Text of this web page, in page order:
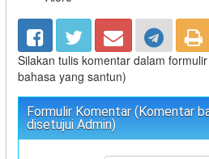
Silakan tulis komentar dalam
bahasa yang santun)
Formulir Komentar (Komentar
disetujui Admin)